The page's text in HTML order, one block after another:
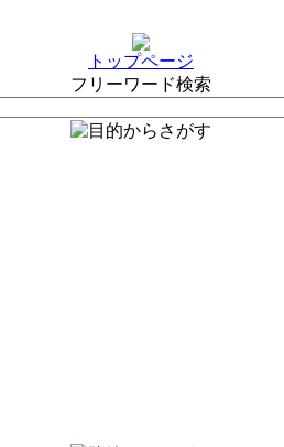
トップページ
フリーワード検索